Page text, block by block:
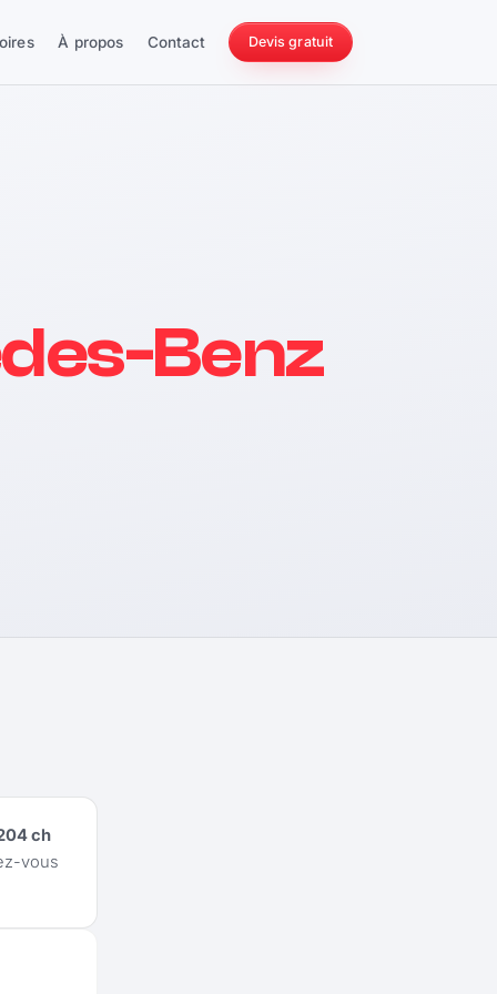
À propos Contact Devis gratuit
228 Nm
Benz
ch
vous